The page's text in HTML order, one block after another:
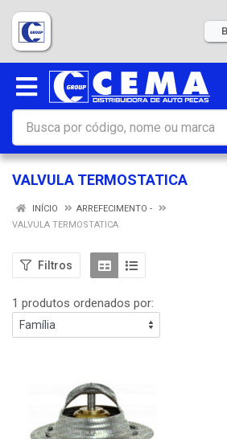
VALVULA TERMOSTATICA
INÍCIO
ARREFECIMENTO -
VALVULA TERMOSTATICA
Filtros
1 produtos ordenados por: